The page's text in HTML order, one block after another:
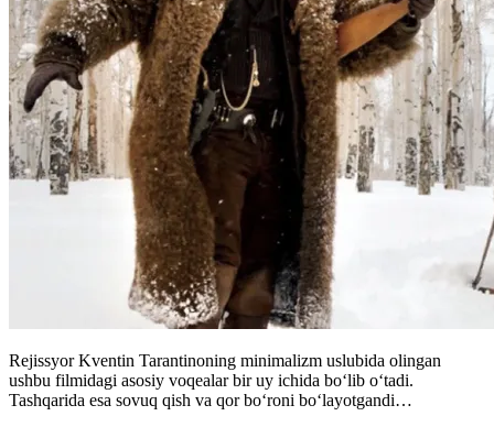
Rejissyor Kventin Tarantinoning minimalizm uslubida olingan
ushbu filmidagi asosiy voqealar bir uy ichida boʻlib oʻtadi.
Tashqarida esa sovuq qish va qor boʻroni boʻlayotgandi…